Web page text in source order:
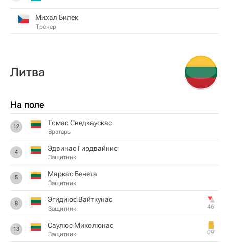
Михал Билек
Тренер
Литва
На поле
12 Томас Сведкаускас
Вратарь
4 Эдвинас Гирдвайнис
Защитник
5 Маркас Бенета
Защитник
8 Эгидиюс Вайткунас
Защитник 46‎’‎
13 Саулюс Миколюнас
Защитник 09‎’‎